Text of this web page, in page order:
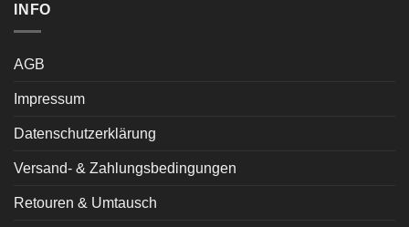
INFO
AGB
Impressum
Datenschutzerklärung
Versand- & Zahlungsbedingungen
Retouren & Umtausch